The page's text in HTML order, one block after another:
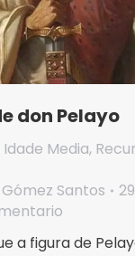
don Pelayo
Idade Media,
Santos
a figura de